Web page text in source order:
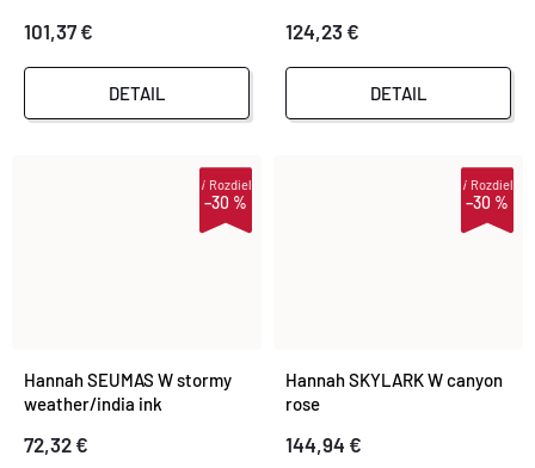
101,37 €
DETAIL
124,23 €
DETAIL
–30 %
iRozdiel
Hannah SEUMAS W stormy
weather/india ink
72,32 €
–30 %
iRozdiel
Hannah SKYLARK W canyon
rose
144,94 €